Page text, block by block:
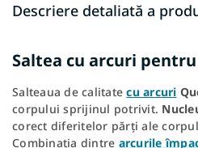
Descriere detaliată a
Saltea cu arcuri
Salteaua de calitatecu arcuri
corpului sprijinul potrivit.
corect diferitelor părți ale
Combinația dintre arcurile